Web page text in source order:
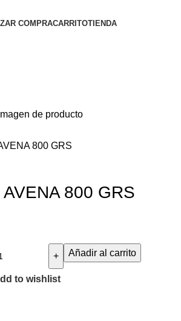
COMPRACARRITOTIENDA
800 GRS
800 GRS
Añadir al carrito
to wishlist